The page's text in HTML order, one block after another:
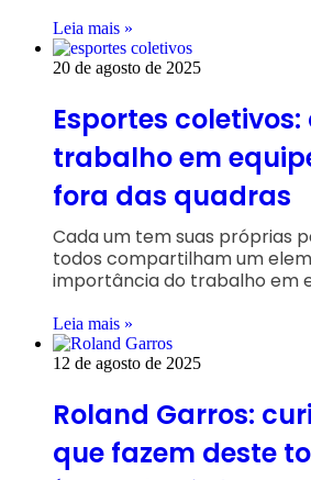
Leia mais »
20 de agosto de 2025
Esportes
trabalho em
fora das quadras
Cada um tem suas próprias
todos compartilham um
importância do trabalho em
Leia mais »
12 de agosto de 2025
Roland Garros:
que fazem deste